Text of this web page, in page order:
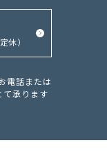
休）
電話または
て承ります